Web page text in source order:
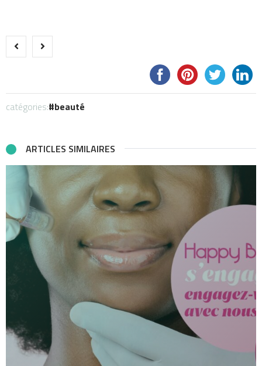
catégories: beauté
ARTICLES SIMILAIRES